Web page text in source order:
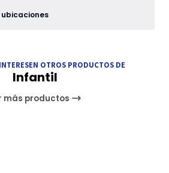
OTROS PRODUCTOS DE
Infantil
más productos